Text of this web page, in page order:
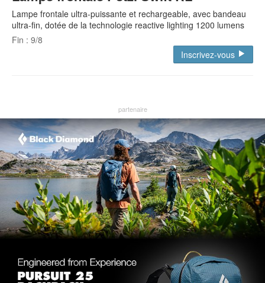
Lampe frontale ultra-puissante et rechargeable, avec bandeau
ultra-fin, dotée de la technologie reactive lighting 1200 lumens
Fin : 9/8
Inscrivez-vous